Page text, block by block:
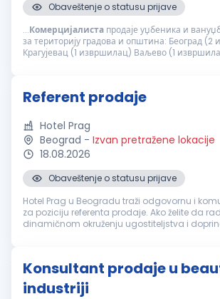
Obaveštenje o statusu prijave
...Комерцијалиста продаје уџбеника и
за територију градова и општина: Београд (2 извршиоца)
Крагујевац (1 извршилац) Ваљево (1
Referent prodaje
Hotel Prag
Beograd - Izvan pretražene lokacije
18.08.2026
Obaveštenje o statusu prijave
Hotel Prag u Beogradu traži odgovornu i
za poziciju referenta prodaje. Ako želite da
dinamičnom okruženju ugostiteljstva i
Konsultant prodaje u
industriji